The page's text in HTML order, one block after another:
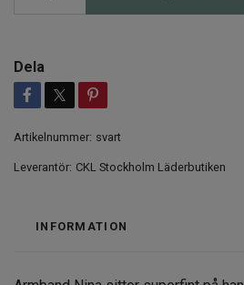
Dela
Artikelnummer: svart
Leverantör: CKL Stockholm Läderbutiken
INFORMATION